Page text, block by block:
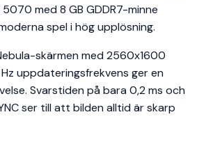
5070 med 8 GB GDDR7-minne
spel i hög upplösning.
skärmen med 2560x1600
uppdateringsfrekvens ger en
Svarstiden på bara 0,2 ms och
ser till att bilden alltid är skarp